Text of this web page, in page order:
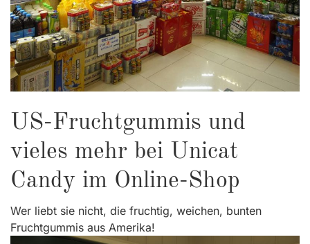
US-Fruchtgummis und
vieles mehr bei Unicat
Candy im Online-Shop
Wer liebt sie nicht, die fruchtig, weichen, bunten
Fruchtgummis aus Amerika!